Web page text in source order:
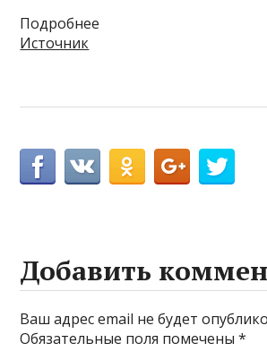
Подробнее
Источник
Добавить
Ваш адрес email не будет
Обязательные поля помечены*